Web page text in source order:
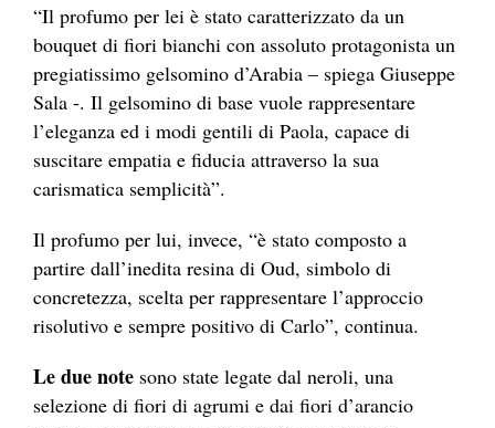
“Il profumo per lei è stato caratterizzato da un
bouquet di fiori bianchi con assoluto protagonista un
pregiatissimo gelsomino d’Arabia – spiega Giuseppe
Sala -. Il gelsomino di base vuole rappresentare
l’eleganza ed i modi gentili di Paola, capace di
suscitare empatia e fiducia attraverso la sua
carismatica semplicità”.
Il profumo per lui, invece, “è stato composto a
partire dall’inedita resina di Oud, simbolo di
concretezza, scelta per rappresentare l’approccio
risolutivo e sempre positivo di Carlo”, continua.
Le due note sono state legate dal neroli, una
selezione di fiori di agrumi e dai fiori d’arancio